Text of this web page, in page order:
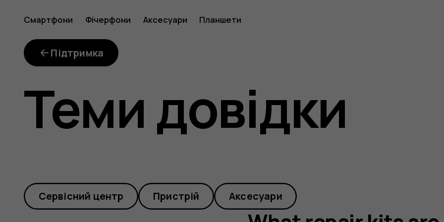
What
repair
kits
are
Смартфони Фічерфони Аксесуари Планшети
Підтримка
Теми довідки
Cервісний центр Пристрій Аксесуари